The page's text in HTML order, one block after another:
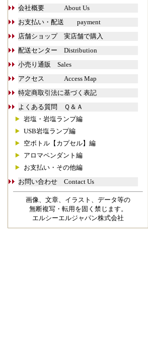
会社概要 About Us
お支払い・配送 payment
店舗ショップ 実店舗で購入
配送センター Distribution
小売り通販 Sales
アクセス Access Map
特定商取引法に基づく表記
よくある質問 Ｑ＆Ａ
岩塩・岩塩ランプ編
USB岩塩ランプ編
空ボトル【カプセル】編
アロマペンダント編
お支払い・その他編
お問い合わせ Contact Us
画像、文章、イラスト、データ等の
無断複写・転用を固く禁じます。
エルシーエルジャパン株式会社